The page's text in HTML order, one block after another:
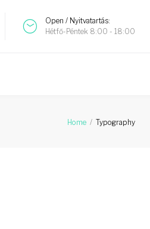
Open / Nyitvatartás:
Hétfő-Péntek 8:00 - 18:00
Home / Typography